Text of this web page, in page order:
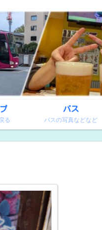
る
バス
バスの写真などなど